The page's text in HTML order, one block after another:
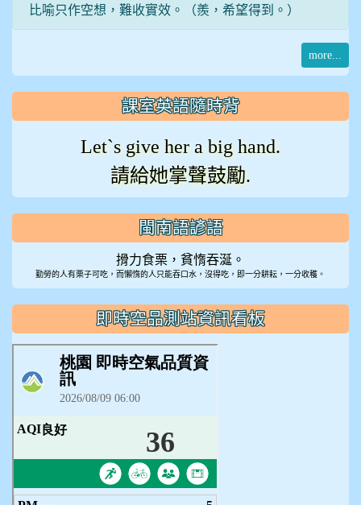
比喻只作空想，難收實效。（羨，希望得到。）
more...
課室英語隨時背
Let`s give her a big hand.
請給她掌聲鼓勵.
閩南語諺語
搰力食栗，貧惰吞涎。
勤勞的人有栗子可吃，而懶惰的人只能吞口水，沒得吃，即一分耕耘，一分收穫。
即時空品測站資訊看板